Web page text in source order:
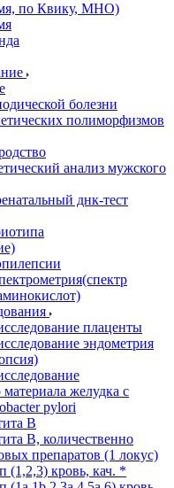
по Квику, МНО)
болезни
полиморфизмов
анализ мужского
днк-тест
плаценты
эндометрия
материала желудка с
pylori
B
B, количественно
препаратов (1 локус)
кровь, кач. *